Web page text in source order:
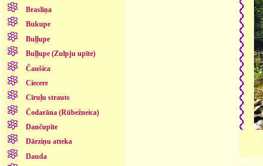
Brasliņa
Bukupe
Buļļupe
Buļļupe (Zulpju upīte)
Čaušica
Ciecere
Cīruļu strauts
Čodarāna (Rūbežneica)
Dančupīte
Dārziņu atteka
Dauda